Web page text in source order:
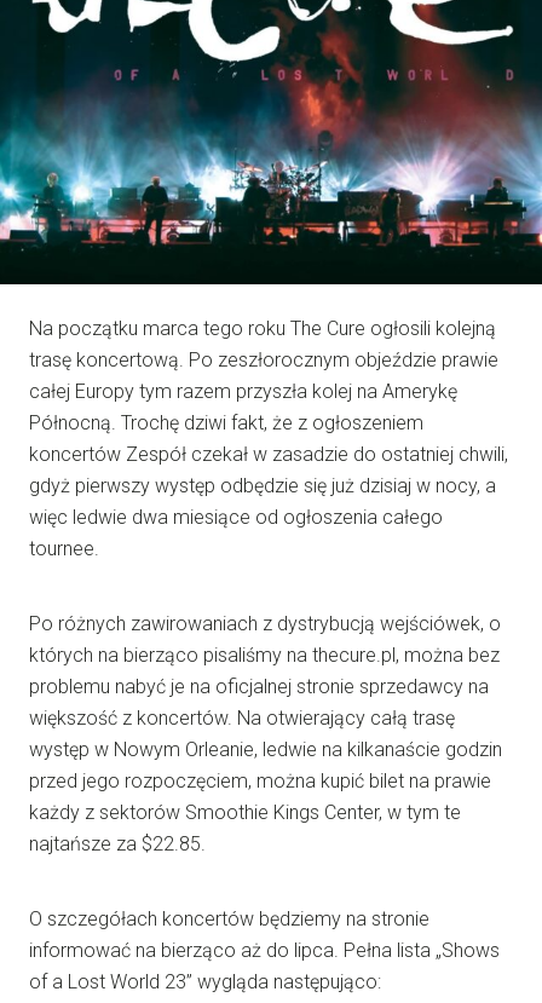
Na początku marca tego roku The Cure ogłosili kolejną
trasę koncertową. Po zeszłorocznym objeździe prawie
całej Europy tym razem przyszła kolej na Amerykę
Północną. Trochę dziwi fakt, że z ogłoszeniem
koncertów Zespół czekał w zasadzie do ostatniej chwili,
gdyż pierwszy występ odbędzie się już dzisiaj w nocy, a
więc ledwie dwa miesiące od ogłoszenia całego
tournee.
Po różnych zawirowaniach z dystrybucją wejściówek, o
których na bierząco pisaliśmy na thecure.pl, można bez
problemu nabyć je na oficjalnej stronie sprzedawcy na
większość z koncertów. Na otwierający całą trasę
występ w Nowym Orleanie, ledwie na kilkanaście godzin
przed jego rozpoczęciem, można kupić bilet na prawie
każdy z sektorów Smoothie Kings Center, w tym te
najtańsze za $22.85.
O szczegółach koncertów będziemy na stronie
informować na bierząco aż do lipca. Pełna lista „Shows
of a Lost World 23” wygląda następująco: